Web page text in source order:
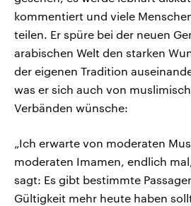
kommentiert und viele
teilen. Er spüre bei der neuen
arabischen Welt den starken
der eigenen Tradition
was er sich auch von
Verbänden wünsche:
„Ich erwarte von moderaten
moderaten Imamen, endlich
sagt: Es gibt bestimmte
Gültigkeit mehr heute haben